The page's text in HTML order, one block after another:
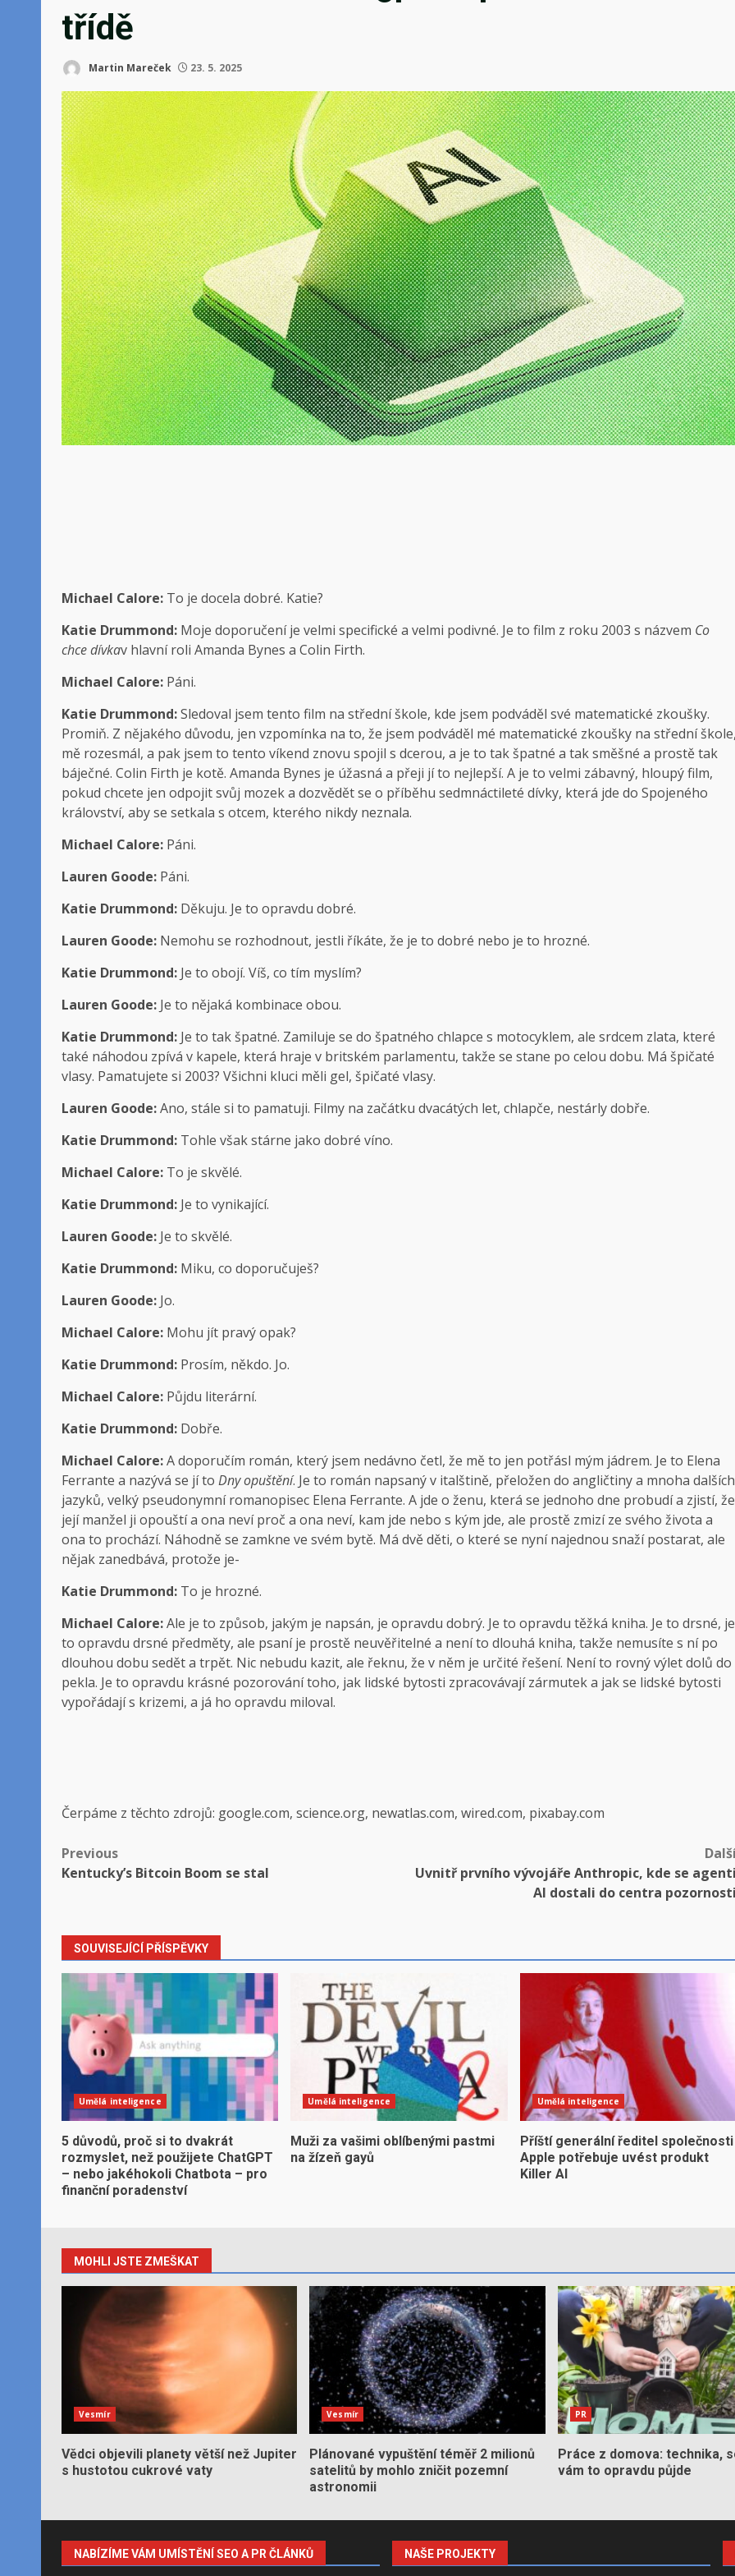
třídě
Martin Mareček 23. 5. 2025
Michael Calore: To je docela dobré. Katie?
Katie Drummond: Moje doporučení je velmi specifické a velmi podivné. Je to film z roku 2003 s názvem Co
chce dívkav hlavní roli Amanda Bynes a Colin Firth.
Michael Calore: Páni.
Katie Drummond:Sledoval jsem tento film na střední škole, kde jsem podváděl své matematické zkoušky.
Promiň. Z nějakého důvodu, jen vzpomínka na to, že jsem podváděl mé matematické zkoušky na střední škole,
mě rozesmál, a pak jsem to tento víkend znovu spojil s dcerou, a je to tak špatné a tak směšné a prostě tak
báječné. Colin Firth je kotě. Amanda Bynes je úžasná a přeji jí to nejlepší. A je to velmi zábavný, hloupý film,
pokud chcete jen odpojit svůj mozek a dozvědět se o příběhu sedmnáctileté dívky, která jde do Spojeného
království, aby se setkala s otcem, kterého nikdy neznala.
Michael Calore: Páni.
Lauren Goode: Páni.
Katie Drummond: Děkuju. Je to opravdu dobré.
Lauren Goode: Nemohu se rozhodnout, jestli říkáte, že je to dobré nebo je to hrozné.
Katie Drummond: Je to obojí. Víš, co tím myslím?
Lauren Goode: Je to nějaká kombinace obou.
Katie Drummond: Je to tak špatné. Zamiluje se do špatného chlapce s motocyklem, ale srdcem zlata, které
také náhodou zpívá v kapele, která hraje v britském parlamentu, takže se stane po celou dobu. Má špičaté
vlasy. Pamatujete si 2003? Všichni kluci měli gel, špičaté vlasy.
Lauren Goode:Ano, stále si to pamatuji. Filmy na začátku dvacátých let, chlapče, nestárly dobře.
Katie Drummond: Tohle však stárne jako dobré víno.
Michael Calore: To je skvělé.
Katie Drummond: Je to vynikající.
Lauren Goode: Je to skvělé.
Katie Drummond: Miku, co doporučuješ?
Lauren Goode: Jo.
Michael Calore: Mohu jít pravý opak?
Katie Drummond: Prosím, někdo. Jo.
Michael Calore: Půjdu literární.
Katie Drummond: Dobře.
Michael Calore:A doporučím román, který jsem nedávno četl, že mě to jen potřásl mým jádrem. Je to Elena
Ferrante a nazývá se jí to Dny opuštění. Je to román napsaný v italštině, přeložen do angličtiny a mnoha dalších
jazyků, velký pseudonymní romanopisec Elena Ferrante. A jde o ženu, která se jednoho dne probudí a zjistí, že
její manžel ji opouští a ona neví proč a ona neví, kam jde nebo s kým jde, ale prostě zmizí ze svého života a
ona to prochází. Náhodně se zamkne ve svém bytě. Má dvě děti, o které se nyní najednou snaží postarat, ale
nějak zanedbává, protože je-
Katie Drummond: To je hrozné.
Michael Calore:Ale je to způsob, jakým je napsán, je opravdu dobrý. Je to opravdu těžká kniha. Je to drsné, je
to opravdu drsné předměty, ale psaní je prostě neuvěřitelné a není to dlouhá kniha, takže nemusíte s ní po
dlouhou dobu sedět a trpět. Nic nebudu kazit, ale řeknu, že v něm je určité řešení. Není to rovný výlet dolů do
pekla. Je to opravdu krásné pozorování toho, jak lidské bytosti zpracovávají zármutek a jak se lidské bytosti
vypořádají s krizemi, a já ho opravdu miloval.
Čerpáme z těchto zdrojů: google.com, science.org, newatlas.com, wired.com, pixabay.com
Post
navigation
Previous
Kentucky’s Bitcoin Boom se stal
Uvnitř prvního vývojáře Anthropic, kde se agenti
AI dostali do centra pozornosti
SOUVISEJÍCÍ PŘÍSPĚVKY
Umělá inteligence
5 důvodů, proč si to dvakrát
rozmyslet, než použijete ChatGPT
– nebo jakéhokoli Chatbota – pro
finanční poradenství
Umělá inteligence
Muži za vašimi oblíbenými pastmi
na žízeň gayů
Umělá inteligence
Příští generální ředitel společnosti
Apple potřebuje uvést produkt
Killer AI
MOHLI JSTE ZMEŠKAT
Vesmír
Vědci objevili planety větší než Jupiter
s hustotou cukrové vaty
Vesmír
Plánované vypuštění téměř 2 milionů
satelitů by mohlo zničit pozemní
astronomii
PR
Práce z domova: technika,
vám to opravdu půjde
NABÍZÍME VÁM UMÍSTĚNÍ SEO A PR ČLÁNKŮ NAŠE PROJEKTY